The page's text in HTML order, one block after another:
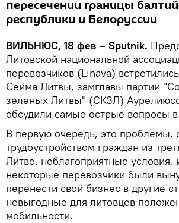
пересечении границы
республики и Белоруссии
ВИЛЬНЮС, 18 фев – Sputnik.
Литовской национальной
перевозчиков (Linava)
Сейма Литвы, замглавы партии
зеленых Литвы" (СКЗЛ)
обсудили самые острые вопросы
В первую очередь, это проблемы,
трудоустройством граждан из
Литве, неблагоприятные условия,
некоторые перевозчики были
перенести свой бизнес в другие
невыгодные для литовцев
мобильности.